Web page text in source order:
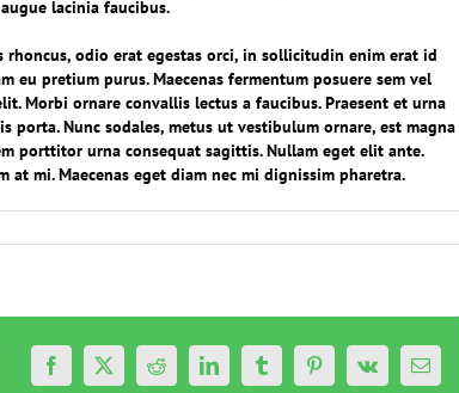
lacinia faucibus.
odio erat egestas orci, in sollicitudin enim erat id
eu pretium purus. Maecenas fermentum posuere sem vel
Morbi ornare convallis lectus a faucibus. Praesent et urna
Nunc sodales, metus ut vestibulum ornare, est magna
porttitor urna consequat sagittis. Nullam eget elit ante.
mi. Maecenas eget diam nec mi dignissim pharetra.
Facebook
X RedditLinkedInTumblrPinterest
Vk Email